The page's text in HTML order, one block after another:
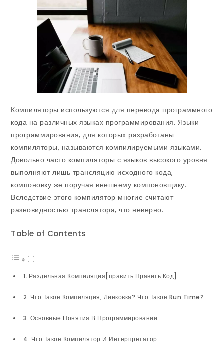
Компиляторы используются для перевода программного
кода на различных языках программирования. Языки
программирования, для которых разработаны
компиляторы, называются компилируемыми языками.
Довольно часто компиляторы с языков высокого уровня
выполняют лишь трансляцию исходного кода,
компоновку же поручая внешнему компоновщику.
Вследствие этого компилятор многие считают
разновидностью транслятора, что неверно.
Table of Contents
Раздельная Компиляция[править Править Код]
Что Такое Компиляция, Линковка? Что Такое Run Time?
Основные Понятия В Программировании
Что Такое Компилятор И Интерпретатор